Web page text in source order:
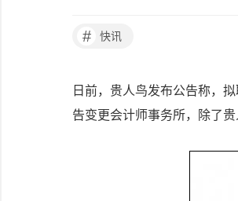
# 快讯
日前，贵人鸟发布公告称，
告变更会计师事务所，除了